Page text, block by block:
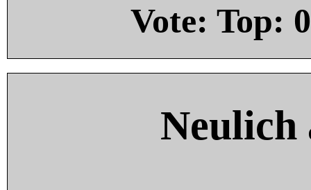
Vote: Top: 0
Neulich